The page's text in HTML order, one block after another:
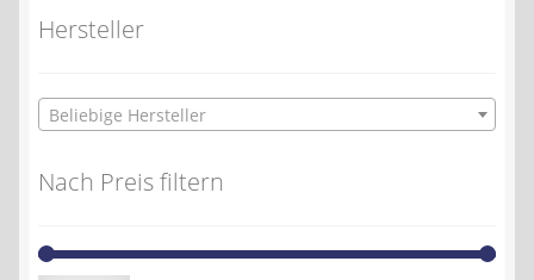
Hersteller
Beliebige Hersteller
Nach Preis filtern